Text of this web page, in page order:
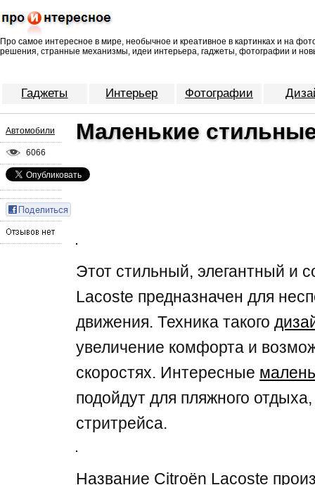
Про самое интересное в мире, необычное и креативное в картинках и на
решения, странные механизмы, идеи интерьера, гаджеты, фотографии и
Гаджеты Интерьер Фотографии
Автомобили
6066
Маленькие
Этот стильный, элегантный и
Lacoste предназначен для
движения. Техника такого
увеличение комфорта и
скоростях. Интересные
подойдут для пляжного
стритрейса.
Название Citroën Lacoste